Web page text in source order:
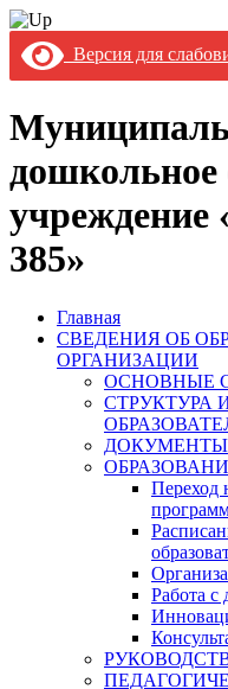
Версия для
дошкольное
учреждение
385»
Главная
СВЕДЕНИЯ ОБ
ОРГАНИЗАЦИИ
ОСНОВНЫЕ
СТРУКТУРА
ДОКУМЕНТЫ
Переход
Работа